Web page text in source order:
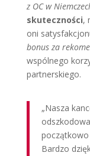
z OC w
skuteczności,
oni
bonus za
wspólnego
partnerskiego.
„Nasza
początkowo
Bardzo